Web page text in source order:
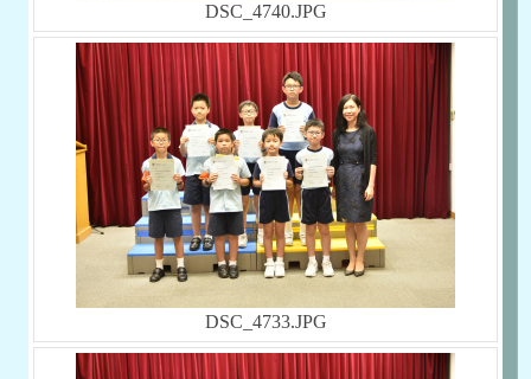
DSC_4740.JPG
DSC_4733.JPG